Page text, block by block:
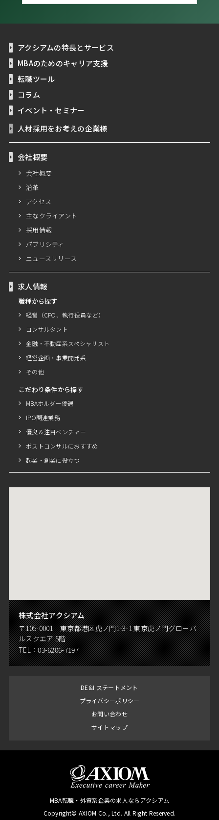
アクシアムの特長とサービス
MBAのためのキャリア支援
転職ツール
コラム
イベント・セミナー
人材採用をお考えの企業様
会社概要
会社概要
沿革
アクセス
主なクライアント
採用情報
パブリシティ
ニュースリリース
求人情報
職種から探す
経営（CFO、執行役員など）
コンサルタント
金融・不動産系スペシャリスト
経営企画・事業開発系
その他
こだわり条件から探す
MBAホルダー優遇
IPO関連業務
優良＆注目ベンチャー
ポストコンサルにおすすめ
起業・創業に役立つ
株式会社アクシアム
〒105-0001 東京都港区虎ノ門1-3-1 東京虎ノ門グローバ
ルスクエア 5階
TEL：03-6206-7197
DE&I ステートメント
プライバシーポリシー
お問い合わせ
サイトマップ
MBA転職・外資系企業の求人ならアクシアム
Copyright© AXIOM Co., Ltd. All Right Reserved.